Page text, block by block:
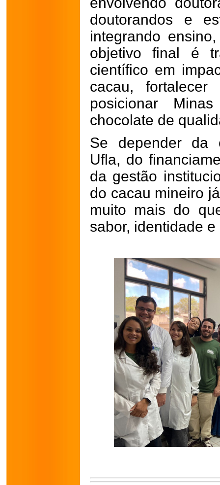
doutorandos e
integrando
objetivo final é
científico em
cacau,
posicionar
chocolate de
Se depender da
Ufla, do
da gestão
do cacau mineiro
muito mais do
sabor, identidade